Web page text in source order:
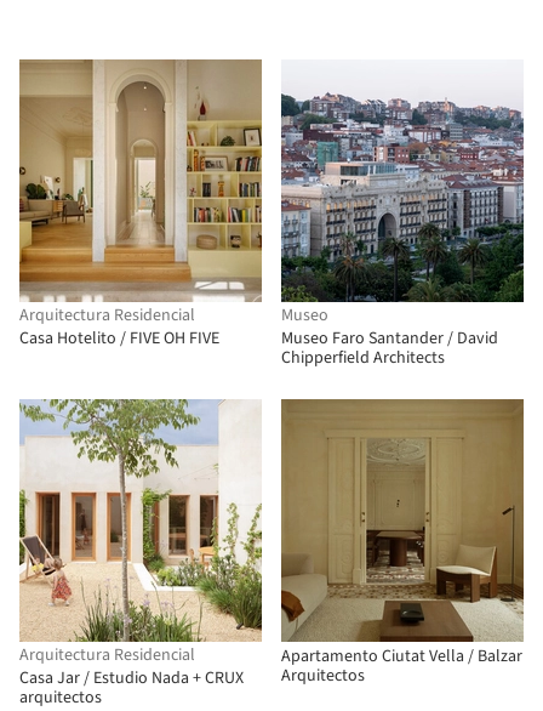
Arquitectura Residencial
Casa Hotelito / FIVE OH FIVE
Museo
Museo Faro Santander / David
Chipperfield Architects
Arquitectura Residencial
Casa Jar / Estudio Nada + CRUX
arquitectos
Apartamento Ciutat Vella / Balzar
Arquitectos